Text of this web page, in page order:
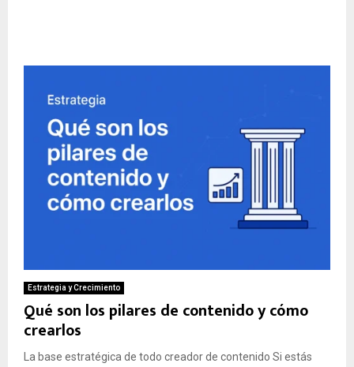
Estrategia y Crecimiento
Qué son los pilares de contenido y cómo
crearlos
La base estratégica de todo creador de contenido Si estás